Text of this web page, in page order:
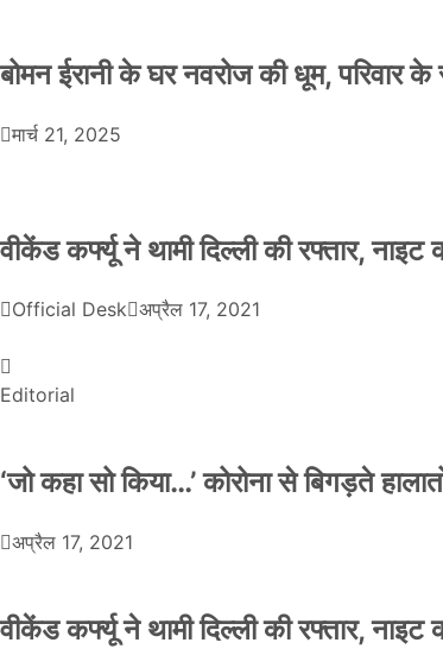
बोमन ईरानी के घर नवरोज की धूम, परिवार
मार्च 21, 2025
वीकेंड कर्फ्यू ने थामी दिल्ली की रफ्तार,
Official Desk अप्रैल 17, 2021
Editorial
‘जो कहा सो किया…’ कोरोना से बिगड़ते
अप्रैल 17, 2021
वीकेंड कर्फ्यू ने थामी दिल्ली की रफ्तार,